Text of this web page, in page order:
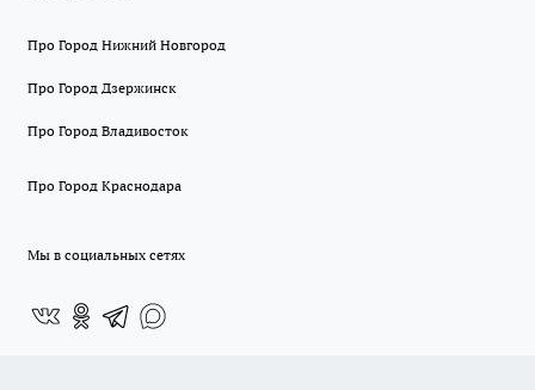
Про Город Нижний Новгород
Про Город Дзержинск
Про Город Владивосток
Про Город Краснодара
Мы в социальных сетях